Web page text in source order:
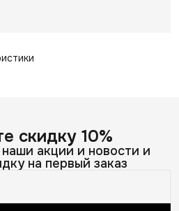
скидку 10%
акции и новости и
на первый заказ